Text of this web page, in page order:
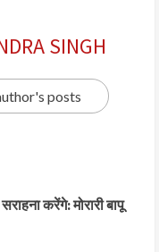
SINGH
posts
करेंगे: मोरारी बापू